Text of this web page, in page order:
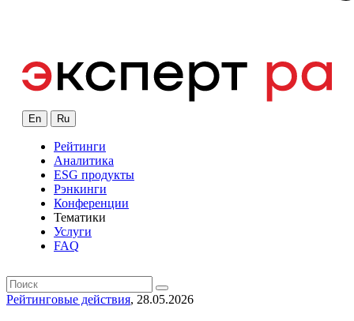
En Ru
Рейтинги
Аналитика
ESG продукты
Рэнкинги
Конференции
Тематики
Услуги
FAQ
Рейтинговые действия, 28.05.2026